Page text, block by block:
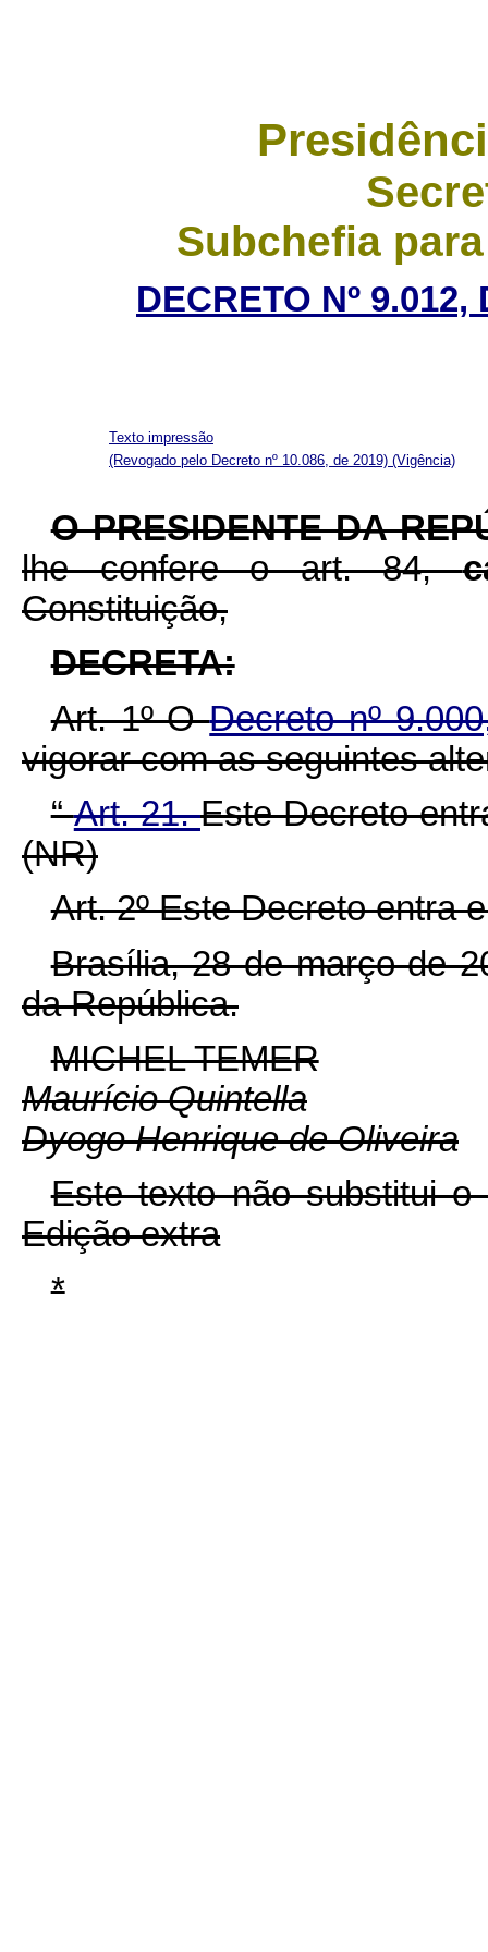
Subchefia
DECRETO Nº
Texto impressão
(Revogado pelo Decreto nº 10.086, de 2019) (Vigência)
O PRESIDENTE DA
lhe confere o art. 84,
Constituição,
DECRETA:
Art. 1º ODecreto nº
vigorar com as seguintes
“Art. 21.Este Decreto
(NR)
Art. 2º Este Decreto entra
Brasília, 28 de março de
da República.
MICHEL TEMER
Maurício Quintella
Dyogo Henrique de Oliveira
Este texto não substitui
Edição extra
*